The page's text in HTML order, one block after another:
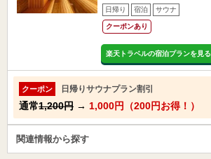
日帰り 宿泊 サウナ
クーポンあり
楽天トラベルの宿泊プランを見る
クーポン 日帰りサウナプラン割引
通常1,200円 → 1,000円（200円お得！）
関連情報から探す